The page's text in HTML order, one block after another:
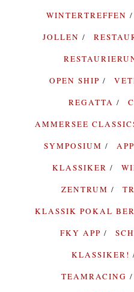
WINTERTREFFEN
JOLLEN
OPEN SHIP
REGATTA
AMMERSEE
SYMPOSIUM
APP
KLASSIKER
ZENTRUM
KLASSIK POKAL
FKY APP
KLASSIKER!
TEAMRACING